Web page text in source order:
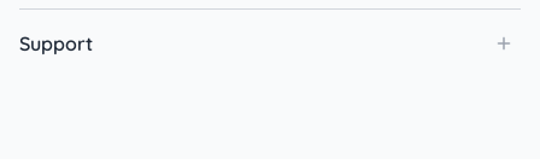
Support